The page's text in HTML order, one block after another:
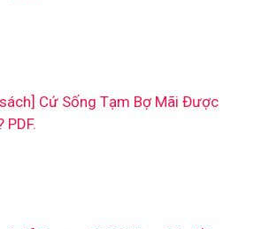
Cứ Sống Tạm Bợ Mãi Được
PDF.